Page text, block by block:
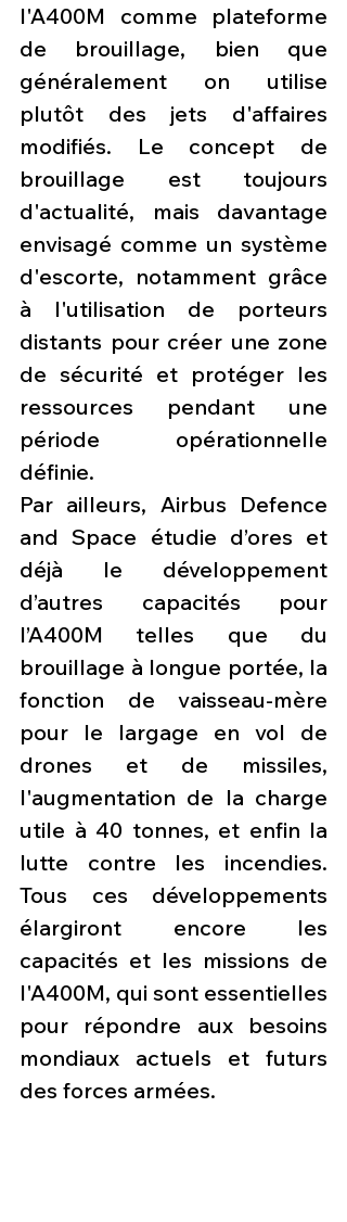
l'A400M comme plateforme
de brouillage, bien que
généralement on utilise
plutôt des jets d'affaires
modifiés. Le concept de
brouillage est toujours
d'actualité, mais davantage
envisagé comme un système
d'escorte, notamment grâce
à l'utilisation de porteurs
distants pour créer une zone
de sécurité et protéger les
ressources pendant une
période opérationnelle
définie.
Par ailleurs, Airbus Defence
and Space étudie d’ores et
déjà le développement
d’autres capacités pour
l’A400M telles que du
brouillage à longue portée, la
fonction de vaisseau-mère
pour le largage en vol de
drones et de missiles,
l'augmentation de la charge
utile à 40 tonnes, et enfin la
lutte contre les incendies.
Tous ces développements
élargiront encore les
capacités et les missions de
l'A400M, qui sont essentielles
pour répondre aux besoins
mondiaux actuels et futurs
des forces armées.